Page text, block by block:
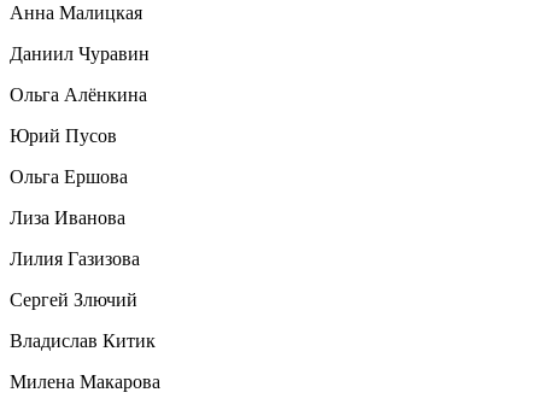
Анна Малицкая
Даниил Чуравин
Ольга Алёнкина
Юрий Пусов
Ольга Ершова
Лиза Иванова
Лилия Газизова
Сергей Злючий
Владислав Китик
Милена Макарова